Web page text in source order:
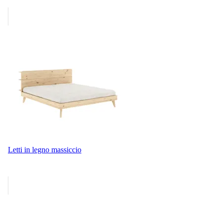
Letti in legno massiccio